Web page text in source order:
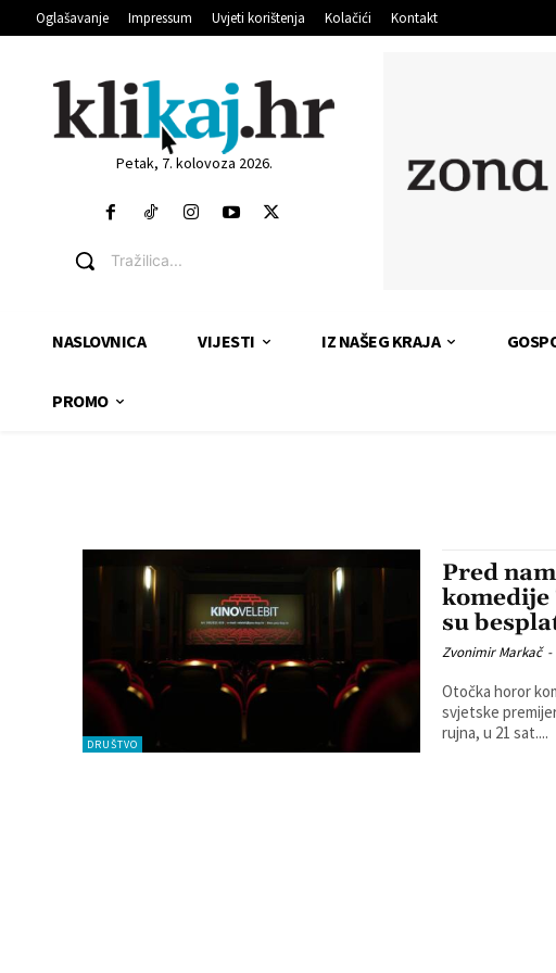
Oglašavanje Impressum Uvjeti korištenja Kolačići Kontakt
Petak, 7. kolovoza 2026.
Tražilica...
NASLOVNICA VIJESTI IZ NAŠEG KRAJA
PROMO
DRUŠTVO
Pred
komedije
su
Zvonimir Markač -
Otočka horor
svjetske
rujna, u 21 sat....